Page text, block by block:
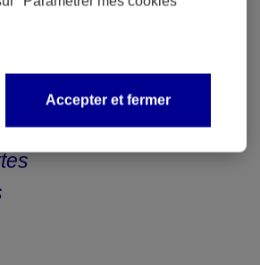
avec
plusAccepter et fermer